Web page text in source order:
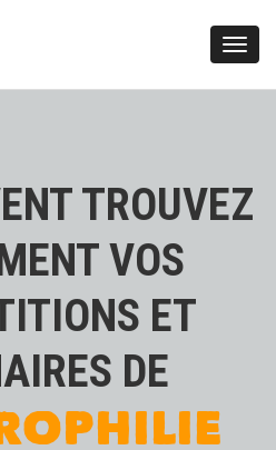
TROUVEZ
VOS
ET
DE